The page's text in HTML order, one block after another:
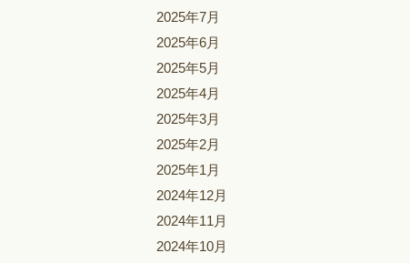
2025年7月
2025年6月
2025年5月
2025年4月
2025年3月
2025年2月
2025年1月
2024年12月
2024年11月
2024年10月